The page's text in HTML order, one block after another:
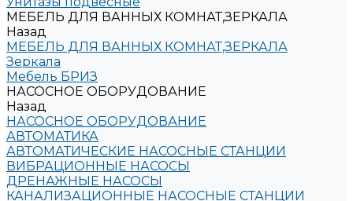
МЕБЕЛЬ ДЛЯ ВАННЫХ КОМНАТ,ЗЕРКАЛА
Назад
МЕБЕЛЬ ДЛЯ ВАННЫХ КОМНАТ,ЗЕРКАЛА
Зеркала
Мебель БРИЗ
НАСОСНОЕ ОБОРУДОВАНИЕ
Назад
НАСОСНОЕ ОБОРУДОВАНИЕ
АВТОМАТИКА
АВТОМАТИЧЕСКИЕ НАСОСНЫЕ СТАНЦИИ
ВИБРАЦИОННЫЕ НАСОСЫ
ДРЕНАЖНЫЕ НАСОСЫ
КАНАЛИЗАЦИОННЫЕ НАСОСНЫЕ СТАНЦИИ